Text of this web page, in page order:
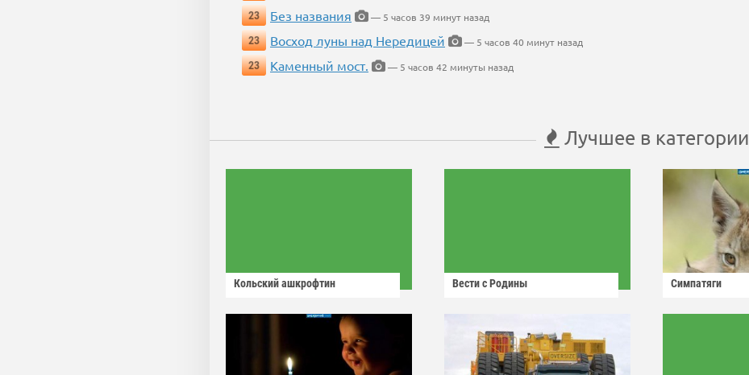
23
Без названия
— 5 часов 39 минут назад
23
Восход луны над Нередицей
— 5 часов 40 минут назад
23
Каменный мост. — 5 часов 42 минуты назад
Лучшее в категории
Кольский ашкрофтин Вести с Родины Симпатяги